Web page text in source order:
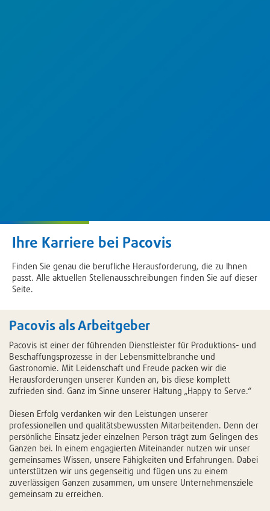
Ihre Karriere bei Pacovis
Finden Sie genau die berufliche Herausforderung, die zu Ihnen
passt. Alle aktuellen Stellenausschreibungen finden Sie auf dieser
Seite.
Pacovis als Arbeitgeber
Pacovis ist einer der führenden Dienstleister für Produktions- und
Beschaffungsprozesse in der Lebensmittelbranche und
Gastronomie. Mit Leidenschaft und Freude packen wir die
Herausforderungen unserer Kunden an, bis diese komplett
zufrieden sind. Ganz im Sinne unserer Haltung „Happy to Serve.“
Diesen Erfolg verdanken wir den Leistungen unserer
professionellen und qualitätsbewussten Mitarbeitenden. Denn der
persönliche Einsatz jeder einzelnen Person trägt zum Gelingen des
Ganzen bei. In einem engagierten Miteinander nutzen wir unser
gemeinsames Wissen, unsere Fähigkeiten und Erfahrungen. Dabei
unterstützen wir uns gegenseitig und fügen uns zu einem
zuverlässigen Ganzen zusammen, um unsere Unternehmensziele
gemeinsam zu erreichen.